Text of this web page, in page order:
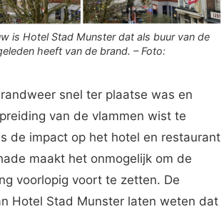
is Hotel Stad Munster dat als buur van de
heeft van de brand. – Foto:
snel ter plaatse was en
van de vlammen wist te
de impact op het hotel en restaurant
maakt het onmogelijk om de
voorlopig voort te zetten. De
Hotel Stad Munster laten weten dat